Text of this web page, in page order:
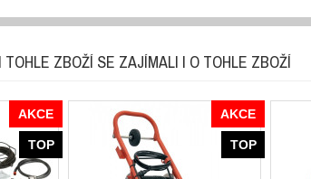
ZBOŽÍ SE ZAJÍMALI I O TOHLE ZBOŽÍ
AKCE
TOP
AKCE
TOP